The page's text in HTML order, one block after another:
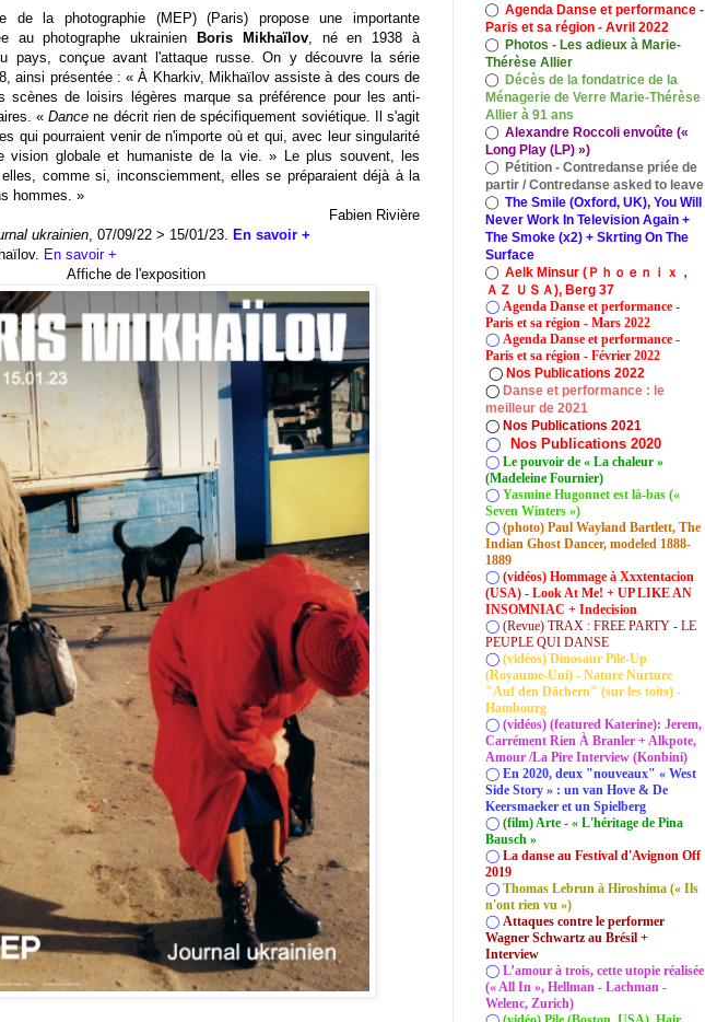
de la photographie (MEP) (Paris) propose une importante
au photographe ukrainien
Boris Mikhaïlov, né en 1938 à
pays, conçue avant l'attaque russe. On y découvre la série
ainsi présentée : « À Kharkiv, Mikhaïlov assiste à des cours de
scènes de loisirs légères marque sa préférence pour les anti-
«Dance ne décrit rien de spécifiquement soviétique. Il s'agit
qui pourraient venir de n'importe où et qui, avec leur singularité
vision globale et humaniste de la vie.» Le plus souvent, les
comme si, inconsciemment, elles se préparaient déjà à la
hommes. »
Fabien Rivière
ukrainien, 07/09/22 > 15/01/23. En savoir +
En savoir +
Affiche de l'exposition
◯ Agenda Danse et performance -
Paris et sa région - Avril 2022
◯ Photos - Les adieux à Marie-
Thérèse Allier
◯ Décès de la fondatrice de la
Ménagerie de Verre Marie-Thérèse
Allier à 91 ans
◯ Alexandre Roccoli envoûte («
Long Play (LP) »)
◯ Pétition - Contredanse priée de
partir / Contredanse asked to leave
◯ The Smile (Oxford, UK), You Will
Never Work In Television Again +
The Smoke (x2) + Skrting On The
Surface
◯ Aelk Minsur (Ｐｈｏｅｎｉｘ，
ＡＺ ＵＳＡ), Berg 37
◯ Agenda Danse et performance -
Paris et sa région - Mars 2022
◯ Agenda Danse et performance -
Paris et sa région - Février 2022
◯ Nos Publications 2022
◯ Danse et performance : le
meilleur de 2021
◯ Nos Publications 2021
◯ Nos Publications 2020
◯ Le pouvoir de « La chaleur »
(Madeleine Fournier)
◯ Yasmine Hugonnet est là-bas («
Seven Winters »)
◯ (photo) Paul Wayland Bartlett, The
Indian Ghost Dancer, modeled 1888-
1889
◯ (vidéos) Hommage à Xxxtentacion
(USA) - Look At Me! + UP LIKE AN
INSOMNIAC + Indecision
◯ (Revue) TRAX : FREE PARTY - LE
PEUPLE QUI DANSE
◯ (vidéos) Dinosaur Pile-Up
(Royaume-Uni) - Nature Nurture
"Auf den Dächern" (sur les toits) -
Hambourg
◯ (vidéos) (featured Katerine): Jerem,
Carrément Rien À Branler + Alkpote,
Amour /La Pire Interview (Konbini)
◯ En 2020, deux "nouveaux" « West
Side Story » : un van Hove & De
Keersmaeker et un Spielberg
◯ (film) Arte - « L'héritage de Pina
Bausch »
◯ La danse au Festival d'Avignon Off
2019
◯ Thomas Lebrun à Hiroshima (« Ils
n'ont rien vu »)
◯ Attaques contre le performer
Wagner Schwartz au Brésil +
Interview
◯ L’amour à trois, cette utopie réalisée
(« All In », Hellman - Lachman -
Welenc, Zurich)